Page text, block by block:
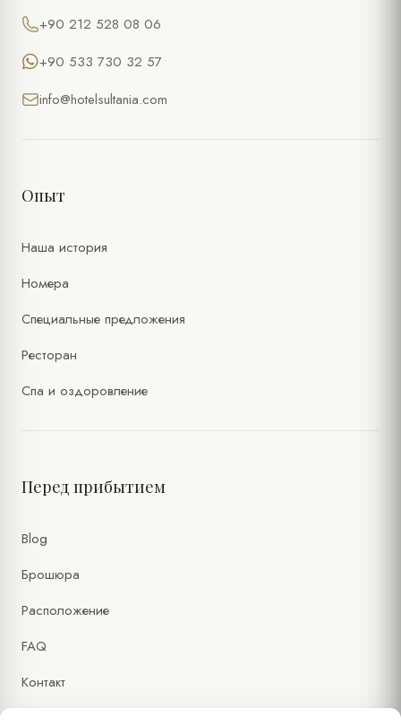
+90 212 528 08 06
+90 533 730 32 57
info@hotelsultania.com
Опыт
Наша история
Номера
Специальные предложения
Ресторан
Спа и оздоровление
Перед прибытием
Blog
Брошюра
Расположение
FAQ
Контакт